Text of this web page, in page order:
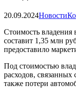
20.09.2024Новости
Стоимость
составит 1,35 млн
предоставило
Под стоимостью
расходов, связанных
также потери